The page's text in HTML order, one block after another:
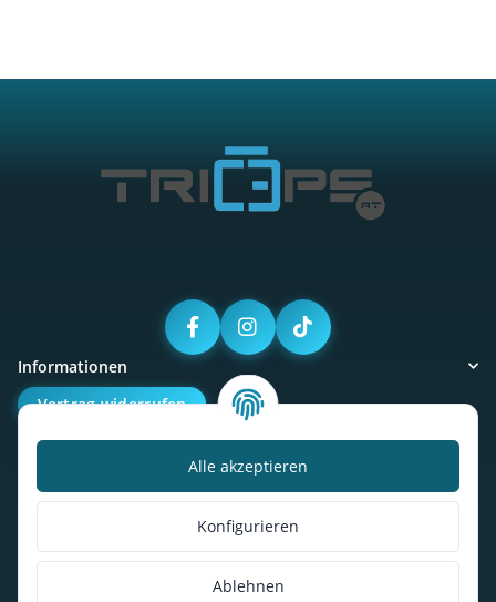
Alle akzeptieren
Konfigurieren
Ablehnen
Informationen
Vertrag widerrufen
Kalorienbedarfsrechner
So findest du uns